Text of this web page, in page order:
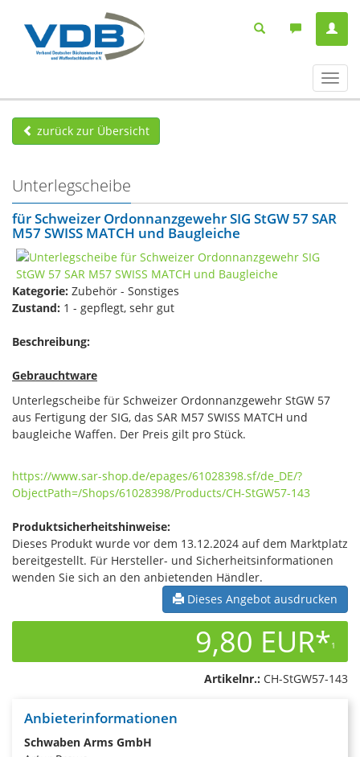
ein-/
zurück zur Übersicht
Unterlegscheibe
für Schweizer Ordonnanzgewehr SIG StGW 57 SAR
M57 SWISS MATCH und Baugleiche
Kategorie: Zubehör - Sonstiges
Zustand: 1 - gepflegt, sehr gut
Beschreibung:
Gebrauchtware
Unterlegscheibe für Schweizer Ordonnanzgewehr StGW 57
aus Fertigung der SIG, das SAR M57 SWISS MATCH und
baugleiche Waffen. Der Preis gilt pro Stück.
https://www.sar-shop.de/epages/61028398.sf/de_DE/?
ObjectPath=/Shops/61028398/Products/CH-StGW57-143
Produktsicherheitshinweise:
Dieses Produkt wurde vor dem 13.12.2024 auf dem Marktplatz
bereitgestellt. Für Hersteller- und Sicherheitsinformationen
wenden Sie sich an den anbietenden Händler.
Dieses Angebot ausdrucken
9,80 EUR*1
Artikelnr.: CH-StGW57-143
Anbieterinformationen
Schwaben Arms GmbH